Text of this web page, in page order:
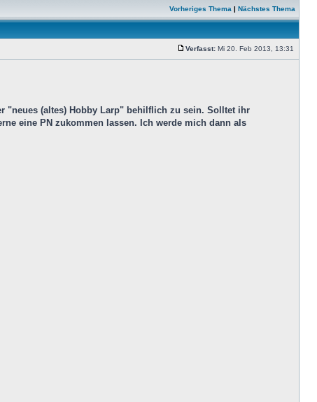
Vorheriges Thema | Nächstes Thema
Verfasst: Mi 20. Feb 2013, 13:31
"neues (altes) Hobby Larp" behilflich zu sein. Solltet ihr
eine PN zukommen lassen. Ich werde mich dann als